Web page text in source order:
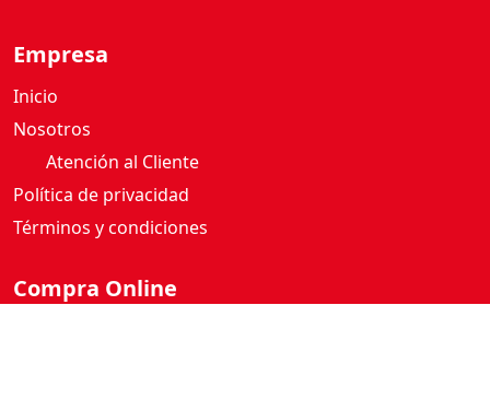
Empresa
Inicio
Nosotros
Atención al Cliente
Política de privacidad
Términos y condiciones
Compra Online